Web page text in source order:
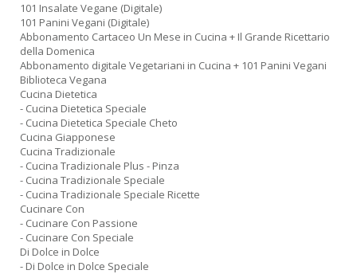
101 Insalate Vegane (Digitale)
101 Panini Vegani (Digitale)
Abbonamento Cartaceo Un Mese in Cucina + Il Grande Ricettario
della Domenica
Abbonamento digitale Vegetariani in Cucina + 101 Panini Vegani
Biblioteca Vegana
Cucina Dietetica
- Cucina Dietetica Speciale
- Cucina Dietetica Speciale Cheto
Cucina Giapponese
Cucina Tradizionale
- Cucina Tradizionale Plus - Pinza
- Cucina Tradizionale Speciale
- Cucina Tradizionale Speciale Ricette
Cucinare Con
- Cucinare Con Passione
- Cucinare Con Speciale
Di Dolce in Dolce
- Di Dolce in Dolce Speciale